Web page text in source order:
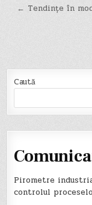
articole
← Tendințe în
Caută
Pirometre
controlul